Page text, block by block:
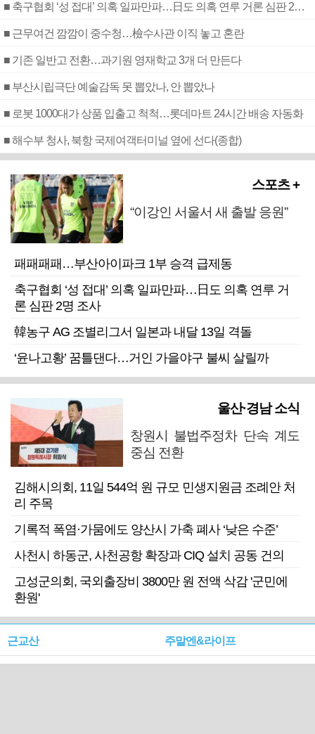
■ 축구협회 ‘성 접대’ 의혹 일파만파…日도 의혹 연루 거론 심판 2명 조사
■ 근무여건 깜깜이 중수청…檢수사관 이직 놓고 혼란
■ 기존 일반고 전환…과기원 영재학교 3개 더 만든다
■ 부산시립극단 예술감독 못 뽑았나, 안 뽑았나
■ 로봇 1000대가 상품 입출고 척척…롯데마트 24시간 배송 자동화
■ 해수부 청사, 북항 국제여객터미널 옆에 선다(종합)
스포츠 +
“이강인 서울서 새 출발 응원”
패패패패…부산아이파크 1부 승격 급제동
축구협회 ‘성 접대’ 의혹 일파만파…日도 의혹 연루 거
론 심판 2명 조사
韓농구 AG 조별리그서 일본과 내달 13일 격돌
‘윤나고황’ 꿈틀댄다…거인 가을야구 불씨 살릴까
울산·경남 소식
창원시 불법주정차 단속 계도
중심 전환
김해시의회, 11일 544억 원 규모 민생지원금 조례안 처
리 주목
기록적 폭염·가뭄에도 양산시 가축 폐사 ‘낮은 수준’
사천시 하동군, 사천공항 확장과 CIQ 설치 공동 건의
고성군의회, 국외출장비 3800만 원 전액 삭감 '군민에
환원'
근교산 주말엔&라이프